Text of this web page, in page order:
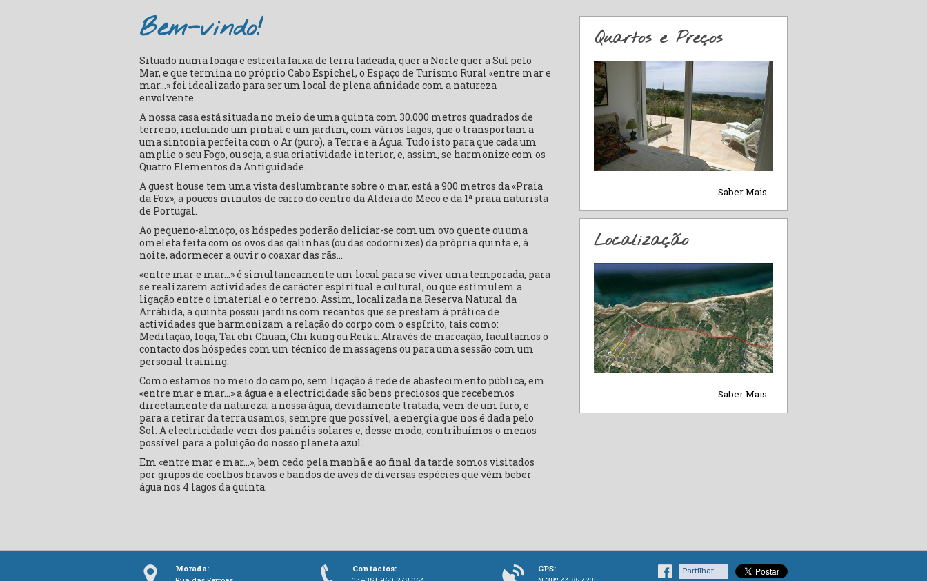
Bem-vindo!
Situado numa longa e estreita faixa de terra ladeada, quer a Norte quer a Sul pelo
Mar, e que termina no próprio Cabo Espichel, o Espaço de Turismo Rural «entre mar e
mar…» foi idealizado para ser um local de plena afinidade com a natureza
envolvente.
A nossa casa está situada no meio de uma quinta com 30.000 metros quadrados de
terreno, incluindo um pinhal e um jardim, com vários lagos, que o transportam a
uma sintonia perfeita com o Ar (puro), a Terra e a Água. Tudo isto para que cada um
amplie o seu Fogo, ou seja, a sua criatividade interior, e, assim, se harmonize com os
Quatro Elementos da Antiguidade.
A guest house tem uma vista deslumbrante sobre o mar, está a 900 metros da «Praia
da Foz», a poucos minutos de carro do centro da Aldeia do Meco e da 1ª praia naturista
de Portugal.
Ao pequeno-almoço, os hóspedes poderão deliciar-se com um ovo quente ou uma
omeleta feita com os ovos das galinhas (ou das codornizes) da própria quinta e, à
noite, adormecer a ouvir o coaxar das rãs…
«entre mar e mar…» é simultaneamente um local para se viver uma temporada, para
se realizarem actividades de carácter espiritual e cultural, ou que estimulem a
ligação entre o imaterial e o terreno. Assim, localizada na Reserva Natural da
Arrábida, a quinta possui jardins com recantos que se prestam à prática de
actividades que harmonizam a relação do corpo com o espírito, tais como:
Meditação, Ioga, Tai chi Chuan, Chi kung ou Reiki. Através de marcação, facultamos o
contacto dos hóspedes com um técnico de massagens ou para uma sessão com um
personal training.
Como estamos no meio do campo, sem ligação à rede de abastecimento pública, em
«entre mar e mar…» a água e a electricidade são bens preciosos que recebemos
directamente da natureza: a nossa água, devidamente tratada, vem de um furo, e
para a retirar da terra usamos, sempre que possível, a energia que nos é dada pelo
Sol. A electricidade vem dos painéis solares e, desse modo, contribuímos o menos
possível para a poluição do nosso planeta azul.
Em «entre mar e mar…», bem cedo pela manhã e ao final da tarde somos visitados
por grupos de coelhos bravos e bandos de aves de diversas espécies que vêm beber
água nos 4 lagos da quinta.
Quartos e Preços
Saber Mais...
Localização
Saber Mais...
Morada:
Contactos:
GPS:
Partilhar